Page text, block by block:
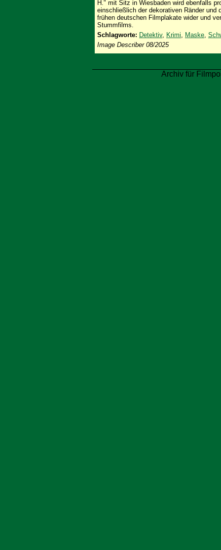
H." mit Sitz in Wiesbaden wird ebenfalls
einschließlich der dekorativen Ränder
frühen deutschen Filmplakate wider und
Stummfilms.
Schlagworte: Detektiv, Krimi, Maske,
Image Describer 08/2025
Archiv für